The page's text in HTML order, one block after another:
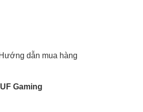
Hướng dẫn mua hàng
Gaming